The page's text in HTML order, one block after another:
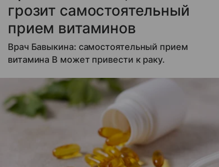
грозит самостоятельный
прием витаминов
Врач Бавыкина: самостоятельный прием
витамина В может привести к раку.